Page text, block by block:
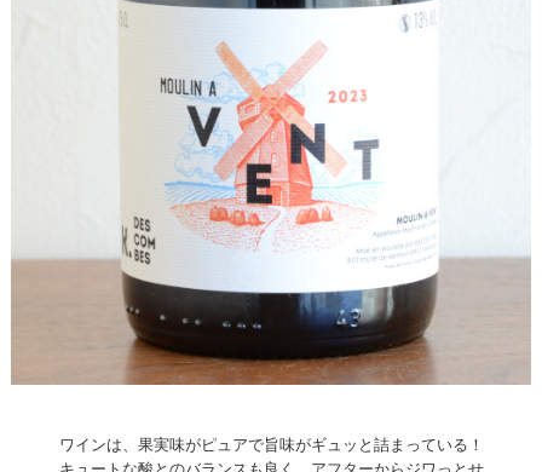
ワインは、果実味がピュアで旨味がギュッと詰まっている！